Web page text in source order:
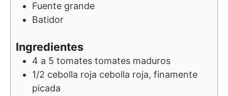
Fuente grande
Batidor
Ingredientes
4 a 5 tomates tomates maduros
1/2 cebolla roja cebolla roja, finamente
picada